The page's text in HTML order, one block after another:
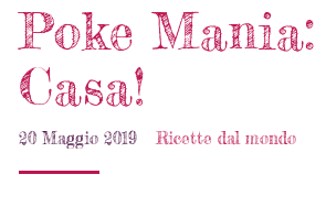
Poke
Casa!
20 Maggio 2019 Ricette dal mondo